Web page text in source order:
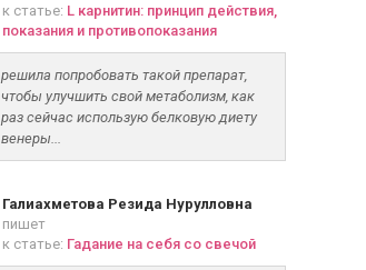
к статье: L карнитин: принцип действия,
показания и противопоказания
решила попробовать такой препарат,
чтобы улучшить свой метаболизм, как
раз сейчас использую белковую диету
венеры...
Галиахметова Резида Нурулловна
пишет
к статье: Гадание на себя со свечой